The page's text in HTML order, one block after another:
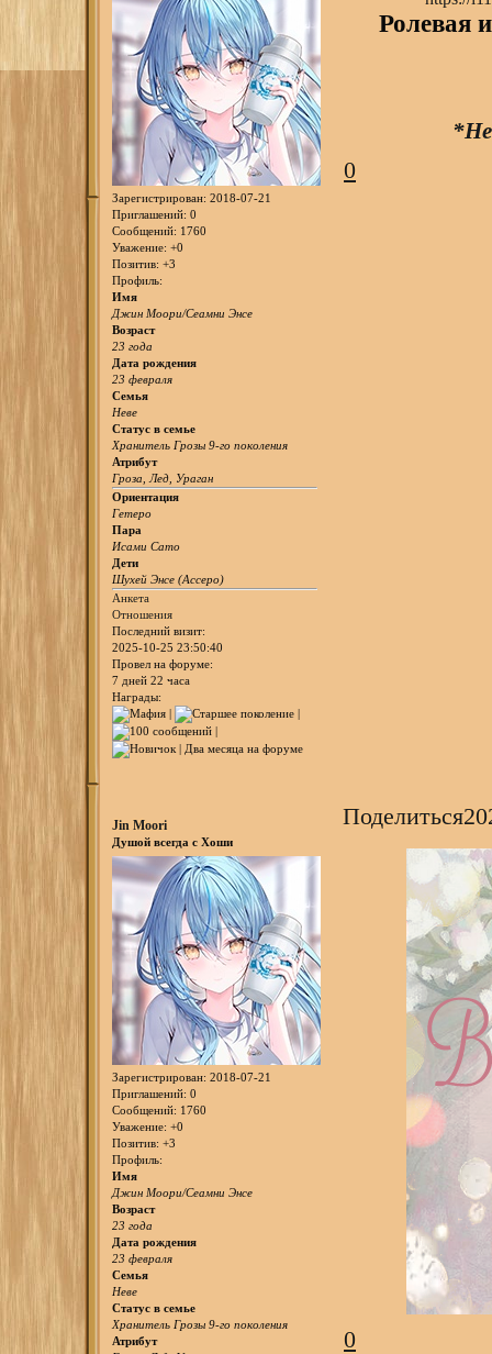
Зарегистрирован: 2018-07-21
Приглашений: 0
Сообщений: 1760
Уважение: +0
Позитив: +3
Профиль:
Имя
Джин Моори/Сеамни Энсе
Возраст
23 года
Дата рождения
23 февраля
Семья
Неве
Статус в семье
Хранитель Грозы 9-го поколения
Атрибут
Гроза, Лед, Ураган
Ориентация
Гетеро
Пара
Исами Сато
Дети
Шухей Энсе (Ассеро)
Анкета
Отношения
Последний визит:
2025-10-25 23:50:40
Провел на форуме:
7 дней 22 часа
Награды:
Ролевая
0
Поделиться
Jin Moori
Душой всегда с Хоши
Зарегистрирован: 2018-07-21
Приглашений: 0
Сообщений: 1760
Уважение: +0
Позитив: +3
Профиль:
Имя
Джин Моори/Сеамни Энсе
Возраст
23 года
Дата рождения
23 февраля
Семья
Неве
Статус в семье
Хранитель Грозы 9-го поколения
Атрибут
0